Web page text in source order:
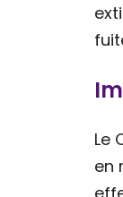
Le
en